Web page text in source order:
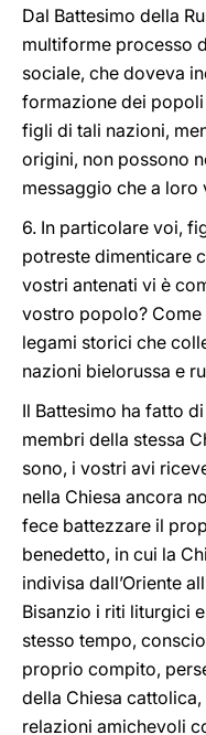
Dal Battesimo della
multiforme processo
sociale, che doveva
formazione dei
figli di tali nazioni,
origini, non possono
messaggio che a
6. In particolare voi,
potreste dimenticare
vostri antenati vi è
vostro popolo?
legami storici che
nazioni bielorussa e
Il Battesimo ha fatto
membri della stessa
sono, i vostri avi
nella Chiesa ancora
fece battezzare il
benedetto, in cui la
indivisa dall’Oriente
Bisanzio i riti liturgici
stesso tempo,
proprio compito,
della Chiesa
relazioni amichevoli